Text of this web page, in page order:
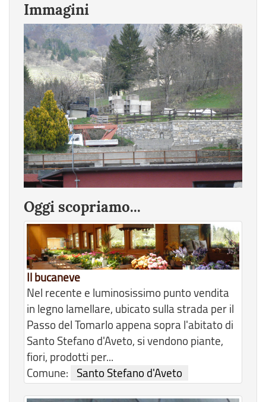
Immagini
Oggi scopriamo...
Il bucaneve
Nel recente e luminosissimo punto vendita
in legno lamellare, ubicato sulla strada per il
Passo del Tomarlo appena sopra l'abitato di
Santo Stefano d'Aveto, si vendono piante,
fiori, prodotti per...
Comune:
Santo Stefano d'Aveto